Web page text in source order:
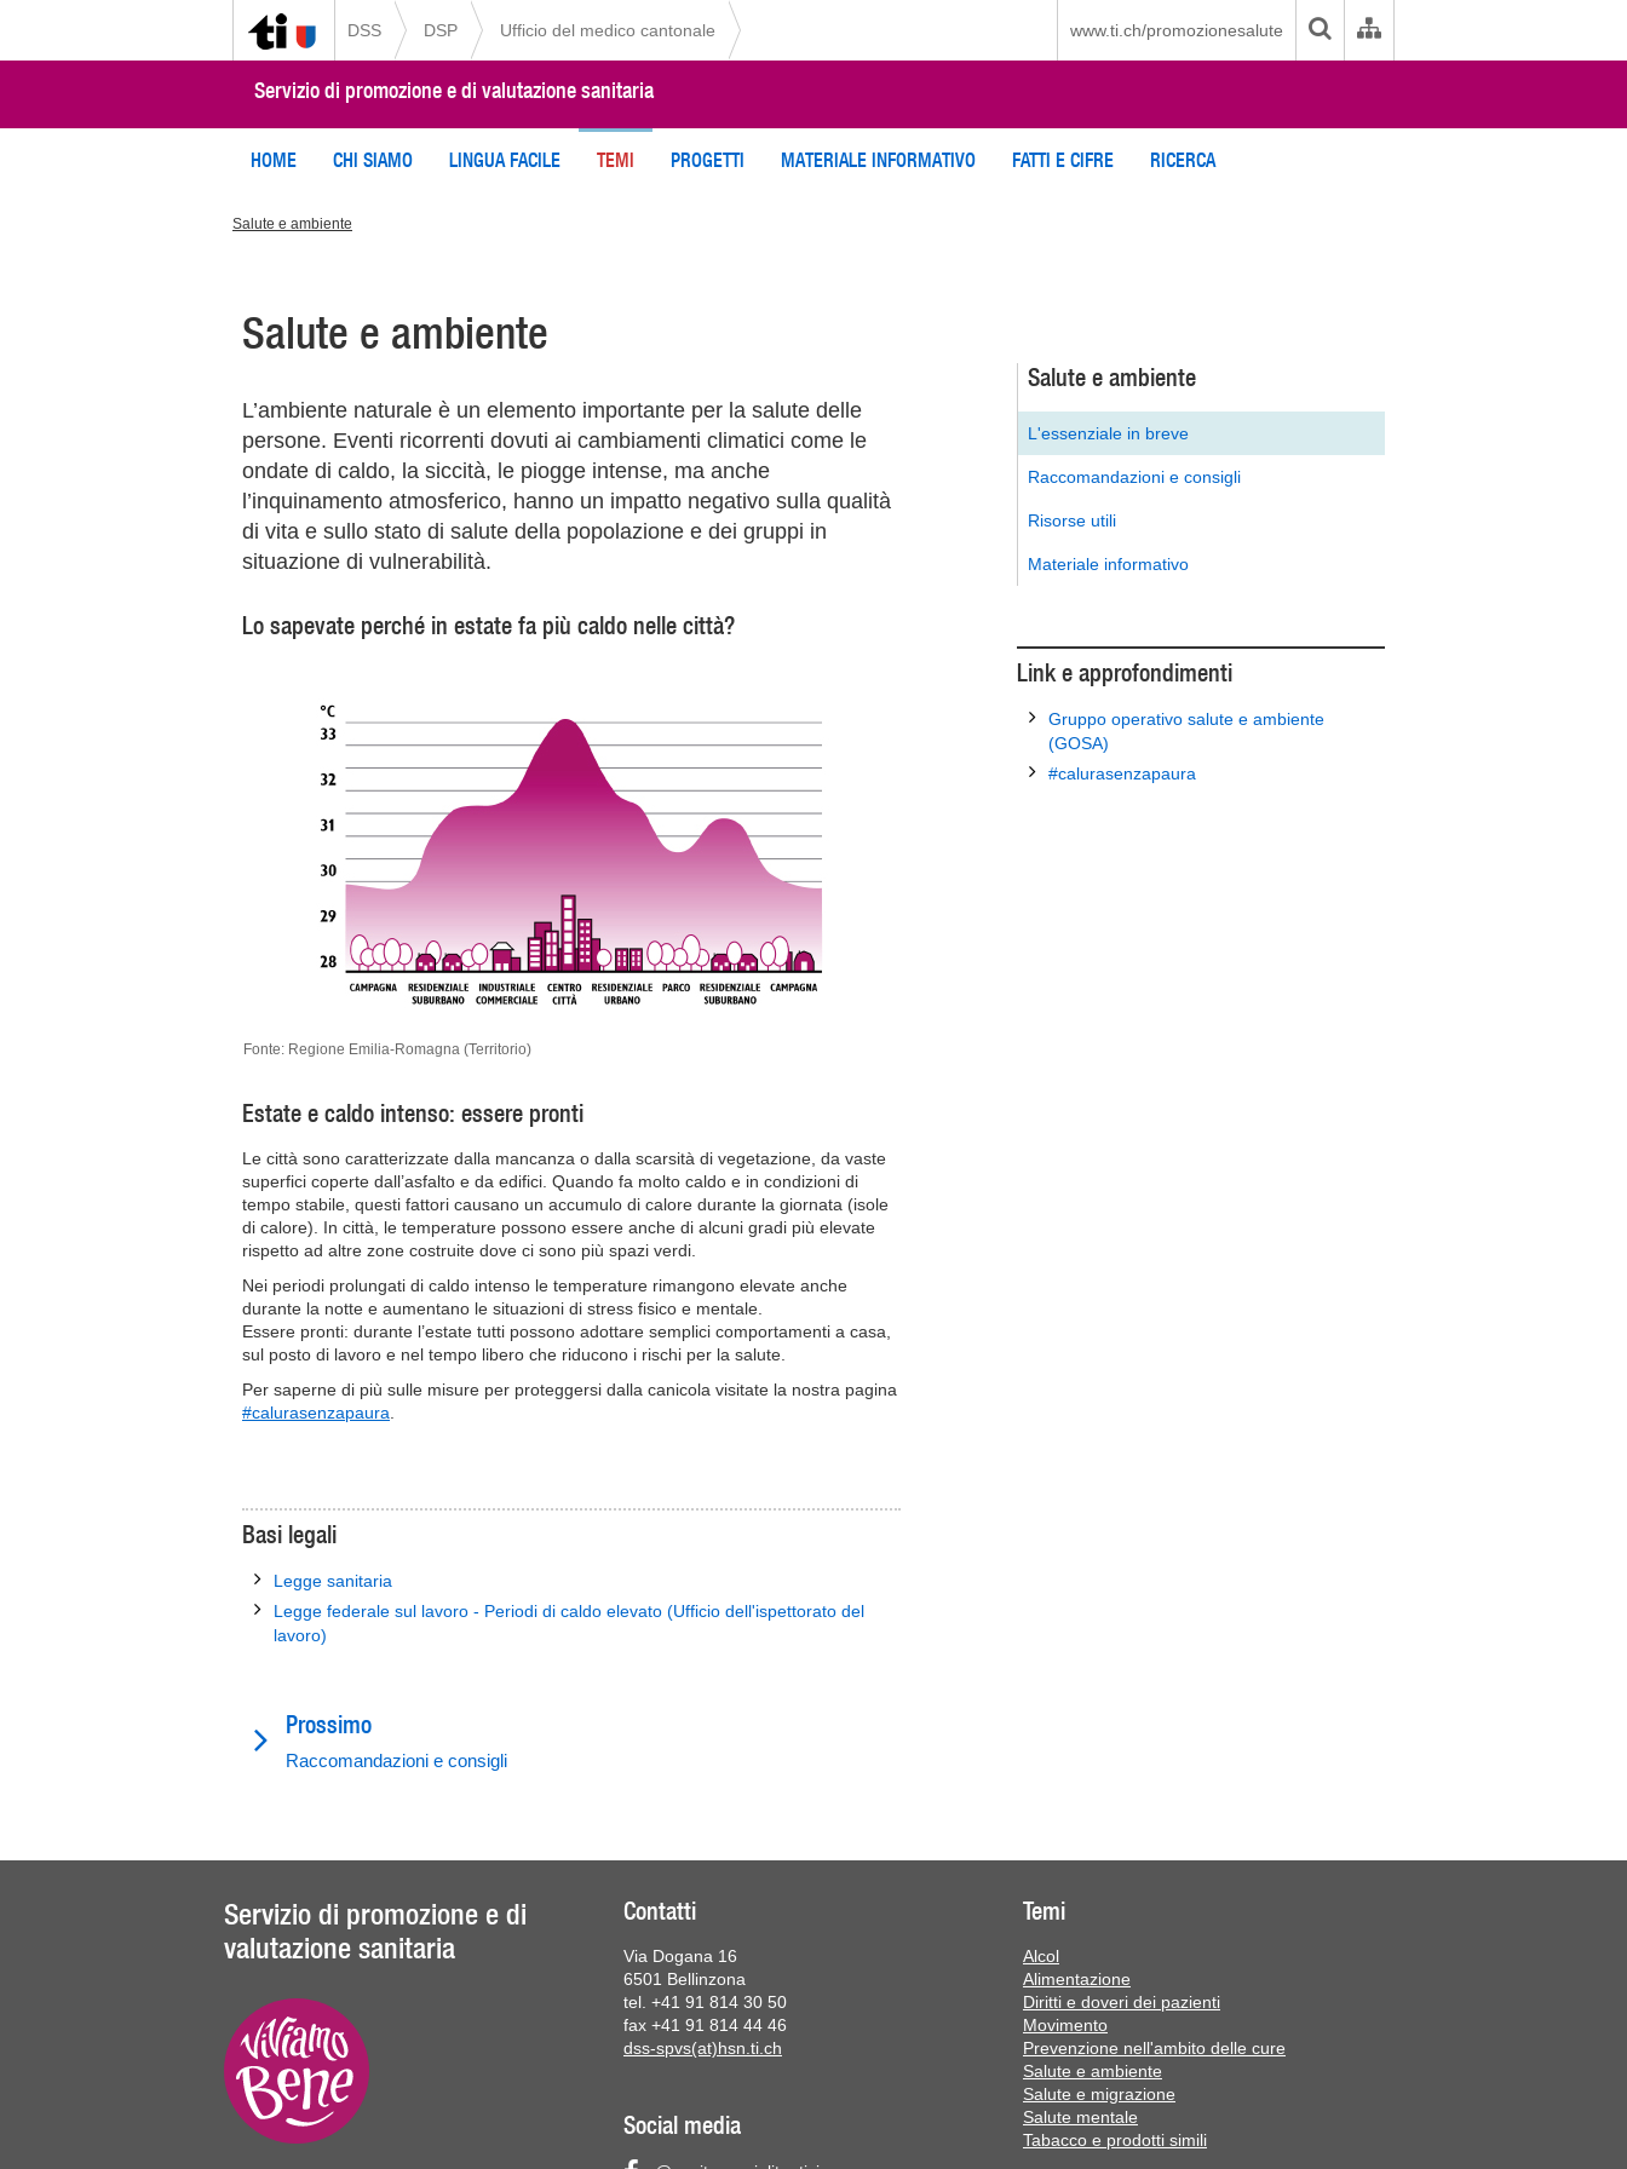
DSS DSP Ufficio del medico cantonale www.ti.ch/promozionesalute
Servizio di promozione e di valutazione sanitaria
HOME CHI SIAMO LINGUA FACILE TEMI PROGETTI MATERIALE INFORMATIVO FATTI E CIFRE RICERCA
Salute e ambiente
Salute e ambiente
L’ambiente naturale è un elemento importante per la salute delle
persone. Eventi ricorrenti dovuti ai cambiamenti climatici come le
ondate di caldo, la siccità, le piogge intense, ma anche
l’inquinamento atmosferico, hanno un impatto negativo sulla qualità
di vita e sullo stato di salute della popolazione e dei gruppi in
situazione di vulnerabilità.
Lo sapevate perché in estate fa più caldo nelle città?
Fonte: Regione Emilia-Romagna (Territorio)
Estate e caldo intenso: essere pronti
Le città sono caratterizzate dalla mancanza o dalla scarsità di vegetazione, da vaste
superfici coperte dall’asfalto e da edifici. Quando fa molto caldo e in condizioni di
tempo stabile, questi fattori causano un accumulo di calore durante la giornata (isole
di calore). In città, le temperature possono essere anche di alcuni gradi più elevate
rispetto ad altre zone costruite dove ci sono più spazi verdi.
Nei periodi prolungati di caldo intenso le temperature rimangono elevate anche
durante la notte e aumentano le situazioni di stress fisico e mentale.
Essere pronti: durante l’estate tutti possono adottare semplici comportamenti a casa,
sul posto di lavoro e nel tempo libero che riducono i rischi per la salute.
Per saperne di più sulle misure per proteggersi dalla canicola visitate la nostra pagina
#calurasenzapaura
Basi legali
Legge sanitaria
Legge federale sul lavoro - Periodi di caldo elevato (Ufficio dell'ispettorato del
lavoro)
Prossimo
Raccomandazioni e consigli
Salute e ambiente
L'essenziale in breve
Raccomandazioni e consigli
Risorse utili
Materiale informativo
Link e approfondimenti
Gruppo operativo salute e ambiente
(GOSA)
#calurasenzapaura
Servizio di promozione e di
valutazione sanitaria
Contatti
Via Dogana 16
6501 Bellinzona
tel. +41 91 814 30 50
fax +41 91 814 44 46
dss-spvs(at)hsn.ti.ch
Social media
Temi
Alcol
Alimentazione
Diritti e doveri dei pazienti
Movimento
Prevenzione nell'ambito delle cure
Salute e ambiente
Salute e migrazione
Salute mentale
Tabacco e prodotti simili